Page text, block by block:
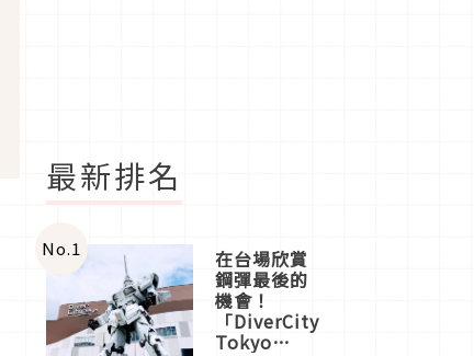
最新排名
No.1 在台場欣賞
鋼彈最後的
機會！
「DiverCity
Tokyo